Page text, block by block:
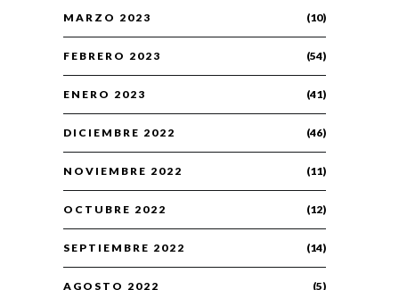
MARZO 2023 (10)
FEBRERO 2023 (54)
ENERO 2023 (41)
DICIEMBRE 2022 (46)
NOVIEMBRE 2022 (11)
OCTUBRE 2022 (12)
SEPTIEMBRE 2022 (14)
AGOSTO 2022 (5)